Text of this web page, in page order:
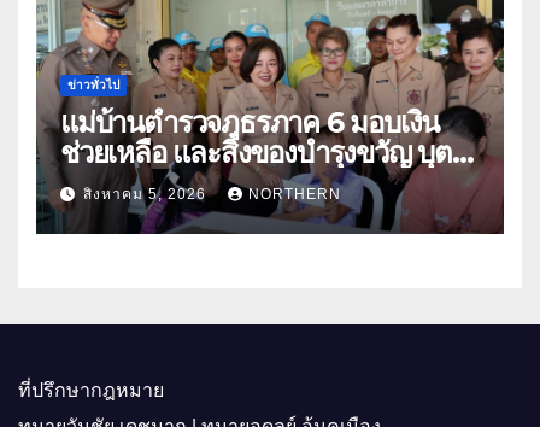
ข่าวทั่วไป
แม่บ้านตำรวจภูธรภาค 6 มอบเงิน
ช่วยเหลือ และสิ่งของบำรุงขวัญ บุตร-
ธิดา ข้าราชการตำรวจจังหวัด
อุทัยธานี
สิงหาคม 5, 2026 NORTHERN
ที่ปรึกษากฎหมาย